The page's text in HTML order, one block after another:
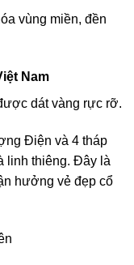
vùng miền, đền
Nam
dát vàng rực rỡ.
Điện và 4 tháp
linh thiêng. Đây là
hưởng vẻ đẹp cổ